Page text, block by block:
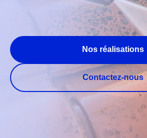
Nos réalisations
Contactez-nous